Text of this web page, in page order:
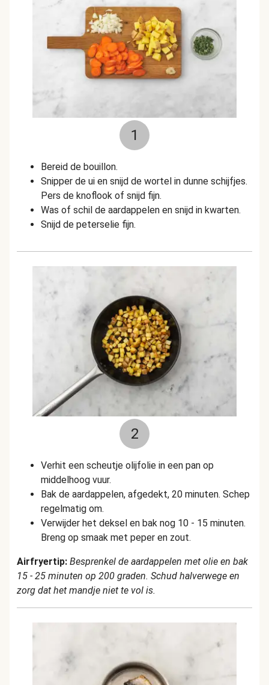
1
Bereid de bouillon.
Snipper de ui en snijd de wortel in dunne schijfjes.
Pers de knoflook of snijd fijn.
Was of schil de aardappelen en snijd in kwarten.
Snijd de peterselie fijn.
2
Verhit een scheutje olijfolie in een pan op
middelhoog vuur.
Bak de aardappelen, afgedekt, 20 minuten. Schep
regelmatig om.
Verwijder het deksel en bak nog 10 - 15 minuten.
Breng op smaak met peper en zout.
Airfryertip: Besprenkel de aardappelen met olie en bak
15 - 25 minuten op 200 graden. Schud halverwege en
zorg dat het mandje niet te vol is.